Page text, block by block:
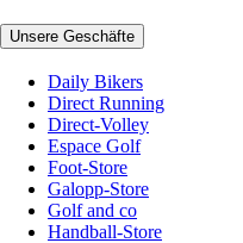
Unsere Geschäfte
Daily Bikers
Direct Running
Direct-Volley
Espace Golf
Foot-Store
Galopp-Store
Golf and co
Handball-Store